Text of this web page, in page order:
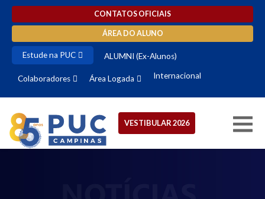
CONTATOS OFICIAIS
ÁREA DO ALUNO
Estude na PUC ALUMNI (Ex-Alunos)
Colaboradores Área Logada Internacional
VESTIBULAR 2026